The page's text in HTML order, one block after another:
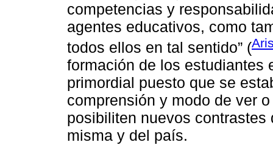
competencias y
agentes educativos, como
todos ellos en tal sentido” (
formación de los estudiantes
primordial puesto que se
comprensión y modo de ver
posibiliten nuevos
misma y del país.